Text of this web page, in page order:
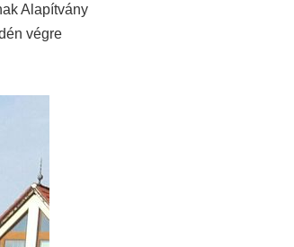
Alapítvány
végre